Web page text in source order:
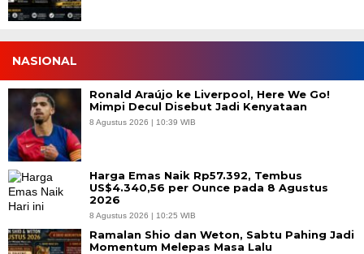
NASIONAL
Ronald Araújo ke Liverpool, Here We Go!
Mimpi Decul Disebut Jadi Kenyataan
8 Agustus 2026 | 10:39 WIB
Harga Emas Naik Rp57.392, Tembus
US$4.340,56 per Ounce pada 8 Agustus
2026
8 Agustus 2026 | 10:25 WIB
Ramalan Shio dan Weton, Sabtu Pahing Jadi
Momentum Melepas Masa Lalu